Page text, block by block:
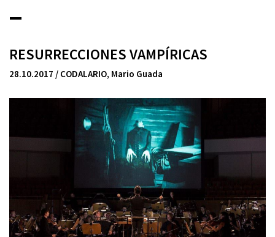
RESURRECCIONES VAMPÍRICAS
28.10.2017 / CODALARIO, Mario Guada